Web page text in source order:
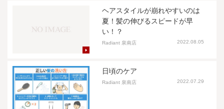
ヘアスタイルが崩れやすいのは
夏！髪の伸びるスピードが早
い！？
Radiant 泉南店 2022.08.05
日頃のケア
Radiant 泉南店 2022.07.29